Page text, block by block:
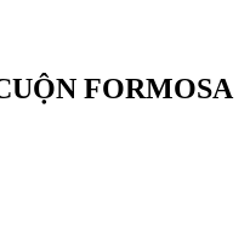
FORMOSA